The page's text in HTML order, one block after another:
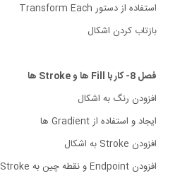
استفاده از دستور Transform Each
بازتاب کردن اشکال
فصل 8- کار با Fill ها و Stroke ها
افزودن رنگ به اشکال
ایجاد و استفاده از Gradient ها
افزودن Stroke به اشکال
افزودن Endpoint و نقطه چین به Stroke ها